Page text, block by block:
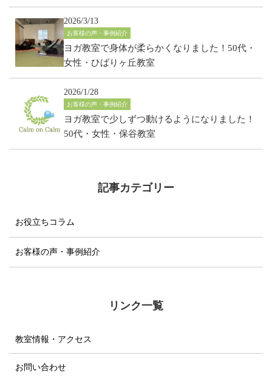
2026/3/13
お客様の声・事例紹介
ヨガ教室で身体が柔らかくなりました！50代・
女性・ひばりヶ丘教室
2026/1/28
お客様の声・事例紹介
ヨガ教室で少しずつ動けるようになりました！
50代・女性・保谷教室
記事カテゴリー
お役立ちコラム
お客様の声・事例紹介
リンク一覧
教室情報・アクセス
お問い合わせ